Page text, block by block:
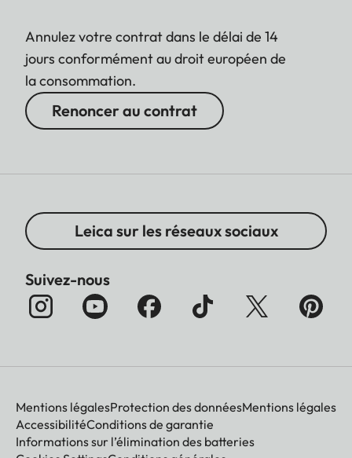
Annulez votre contrat dans le délai de 14
jours conformément au droit européen de
la consommation.
Renoncer au contrat
Leica sur les réseaux sociaux
Suivez-nous
Mentions légalesProtection des donnéesMentions légales
AccessibilitéConditions de garantie
Informations sur l’élimination des batteries